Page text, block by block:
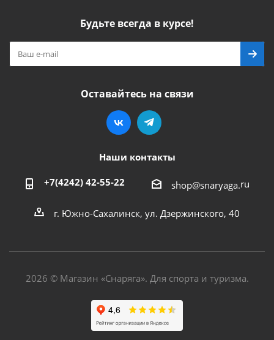
Будьте всегда в курсе!
Оставайтесь на связи
Наши контакты
+7(4242) 42-55-22 shop@snaryaga.ru
г. Южно-Сахалинск, ул. Дзержинского, 40
2026 © Магазин «Снаряга». Для спорта и туризма.